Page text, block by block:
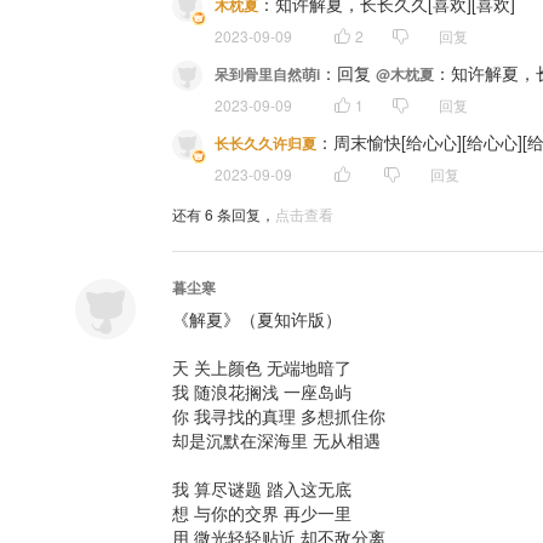
木枕夏
2023-09-09 2 回复
呆到骨里自然萌i ： 回复 @木枕夏 ：知许解夏
2023-09-09 1 回复
长长久久许归夏 ： 周末愉快[给心心][给心心][
2023-09-09
回复
还有6 条回复， 点击查看
暮尘寒
《解夏》（夏知许版）
天 关上颜色 无端地暗了
我 随浪花搁浅 一座岛屿
你 我寻找的真理 多想抓住你
却是沉默在深海里 无从相遇
我 算尽谜题 踏入这无底
想 与你的交界 再少一里
用 微光轻轻贴近 却不敌分离